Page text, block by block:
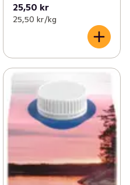
25,50 kr
25,50 kr /kg